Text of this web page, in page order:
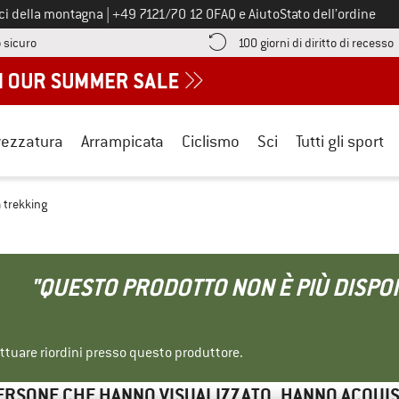
della montagna Chiamaci al numero
+49 7121/70 12 0FAQ e AiutoStato dell’ordine
sicuroQui trovi le informazioni di pagamento! Si apre in una casella
100 giorni di diritto di recesso
Arrampicata Ciclismo Sci Tutti gli sport
trekking
"QUESTO PRODOTTO NON È PIÙ
riordini presso questo produttore.